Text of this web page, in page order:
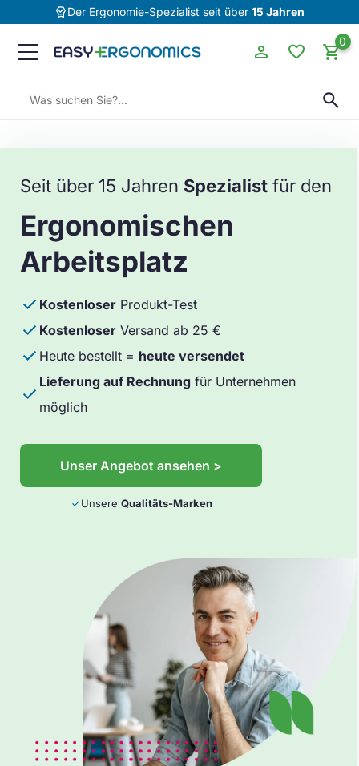
editor_choiceDer Ergonomie-Spezialist seit über 15 Jahren
search
person favorite 0
shopping_cart
Seit über 15 Jahren Spezialist für den
Ergonomischen
Arbeitsplatz
done Kostenloser Produkt-Test
done Kostenloser Versand ab 25 €
done Heute bestellt = heute versendet
done
Lieferung auf Rechnung für Unternehmen
möglich
Unser Angebot ansehen >
done Unsere Qualitäts-Marken